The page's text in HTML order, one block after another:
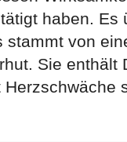
haben. Es
stammt von
Sie enthält